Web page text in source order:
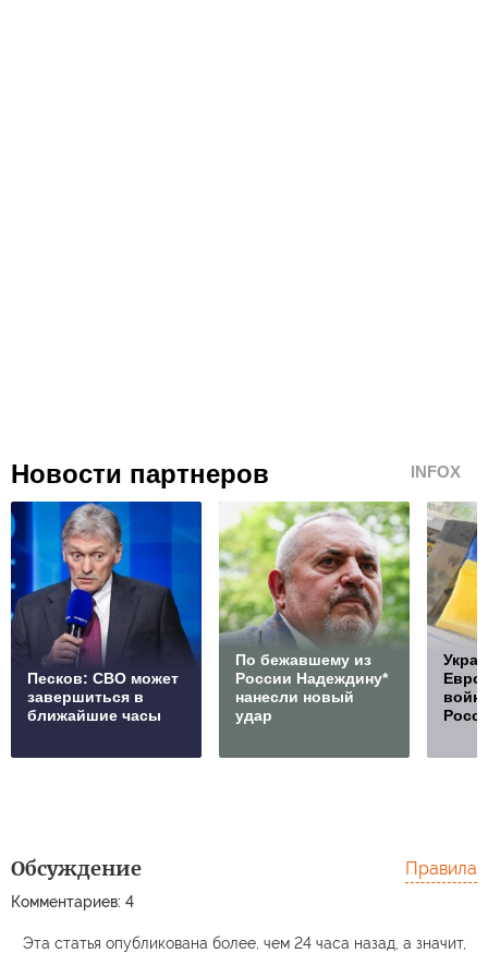
Новости партнеров INFOX
Песков: СВО может
завершиться в
ближайшие часы
По бежавшему из
России Надеждину*
нанесли новый
удар
Обсуждение
Комментариев: 4
Правила
Эта статья опубликована более, чем 24 часа назад, а значит,